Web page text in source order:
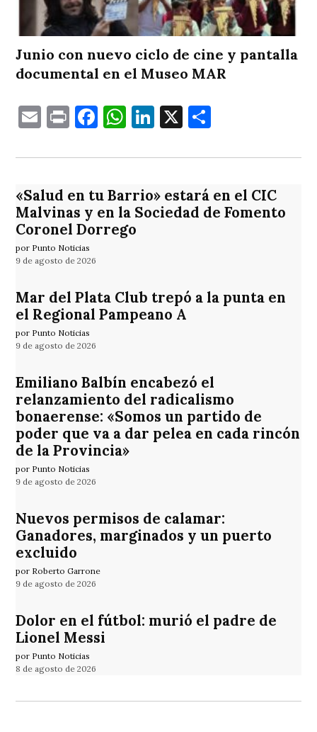
Junio con nuevo ciclo de cine y pantalla
documental en el Museo MAR
EmailPrintFacebook
WhatsApp
LinkedIn
X
«Salud en tu Barrio» estará en el CIC
Malvinas y en la Sociedad de Fomento
Coronel Dorrego
por Punto Noticias
9 de agosto de 2026
Mar del Plata Club trepó a la punta en
el Regional Pampeano A
por Punto Noticias
9 de agosto de 2026
Emiliano Balbín encabezó el
relanzamiento del radicalismo
bonaerense: «Somos un partido de
poder que va a dar pelea en cada rincón
de la Provincia»
por Punto Noticias
9 de agosto de 2026
Nuevos permisos de calamar:
Ganadores, marginados y un puerto
excluido
por Roberto Garrone
9 de agosto de 2026
Dolor en el fútbol: murió el padre de
Lionel Messi
por Punto Noticias
8 de agosto de 2026